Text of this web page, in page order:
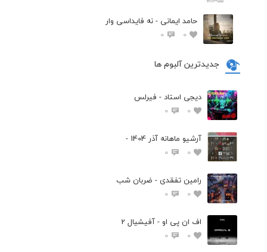
حامد ایمانی - نه فایداسی وار
0
0
جدیدترین آلبوم ها
دیجی استاد - فیرلس
0
0
آرشیو ماهانه آذر 1404 -
0
0
رامین تفقدی - ضربان شب
0
0
اف ان پی او - آفیشیال 2
0
0